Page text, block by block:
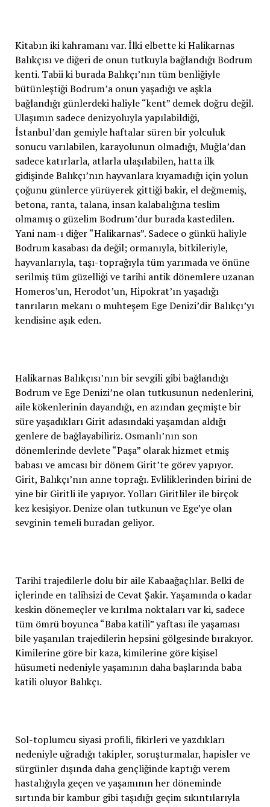
Kitabın iki kahramanı var. İlki elbette ki Halikarnas
Balıkçısı ve diğeri de onun tutkuyla bağlandığı Bodrum
kenti. Tabii ki burada Balıkçı’nın tüm benliğiyle
bütünleştiği Bodrum’a onun yaşadığı ve aşkla
bağlandığı günlerdeki haliyle “kent” demek doğru değil.
Ulaşımın sadece denizyoluyla yapılabildiği,
İstanbul’dan gemiyle haftalar süren bir yolculuk
sonucu varılabilen, karayolunun olmadığı, Muğla’dan
sadece katırlarla, atlarla ulaşılabilen, hatta ilk
gidişinde Balıkçı’nın hayvanlara kıyamadığı için yolun
çoğunu günlerce yürüyerek gittiği bakir, el değmemiş,
betona, ranta, talana, insan kalabalığına teslim
olmamış o güzelim Bodrum’dur burada kastedilen.
Yani nam-ı diğer “Halikarnas”. Sadece o günkü haliyle
Bodrum kasabası da değil; ormanıyla, bitkileriyle,
hayvanlarıyla, taşı-toprağıyla tüm yarımada ve önüne
serilmiş tüm güzelliği ve tarihi antik dönemlere uzanan
Homeros’un, Herodot’un, Hipokrat’ın yaşadığı
tanrıların mekanı o muhteşem Ege Denizi’dir Balıkçı’yı
kendisine aşık eden.
Halikarnas Balıkçısı’nın bir sevgili gibi bağlandığı
Bodrum ve Ege Denizi’ne olan tutkusunun nedenlerini,
aile kökenlerinin dayandığı, en azından geçmişte bir
süre yaşadıkları Girit adasındaki yaşamdan aldığı
genlere de bağlayabiliriz. Osmanlı’nın son
dönemlerinde devlete “Paşa” olarak hizmet etmiş
babası ve amcası bir dönem Girit’te görev yapıyor.
Girit, Balıkçı’nın anne toprağı. Evliliklerinden birini de
yine bir Giritli ile yapıyor. Yolları Giritliler ile birçok
kez kesişiyor. Denize olan tutkunun ve Ege’ye olan
sevginin temeli buradan geliyor.
Tarihi trajedilerle dolu bir aile Kabaağaçlılar. Belki de
içlerinde en talihsizi de Cevat Şakir. Yaşamında o kadar
keskin dönemeçler ve kırılma noktaları var ki, sadece
tüm ömrü boyunca “Baba katili” yaftası ile yaşaması
bile yaşanılan trajedilerin hepsini gölgesinde bırakıyor.
Kimilerine göre bir kaza, kimilerine göre kişisel
hüsumeti nedeniyle yaşamının daha başlarında baba
katili oluyor Balıkçı.
Sol-toplumcu siyasi profili, fikirleri ve yazdıkları
nedeniyle uğradığı takipler, soruşturmalar, hapisler ve
sürgünler dışında daha gençliğinde kaptığı verem
hastalığıyla geçen ve yaşamının her döneminde
sırtında bir kambur gibi taşıdığı geçim sıkıntılarıyla